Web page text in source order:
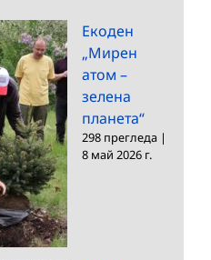
Екоден
„Мирен
атом –
зелена
планета“
298 прегледа |
8 май 2026 г.